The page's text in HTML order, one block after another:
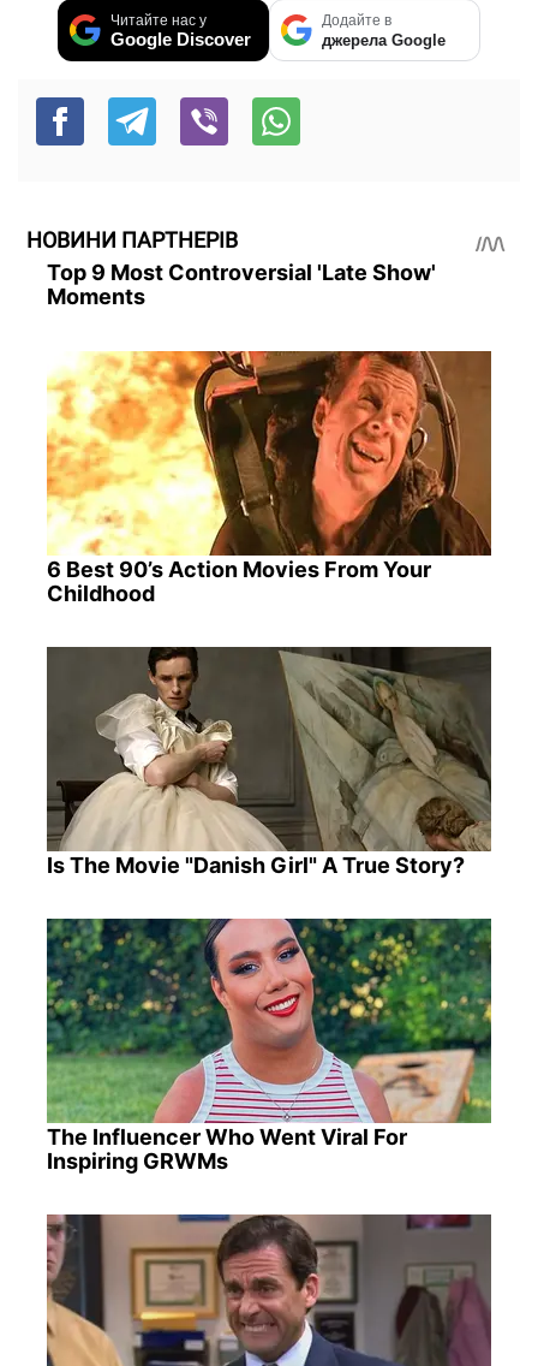
Читайте нас у
Google Discover
Додайте в
джерела Google
НОВИНИ ПАРТНЕРІВ
Top 9 Most Controversial 'Late Show'
Moments
6 Best 90’s Action Movies From Your
Childhood
Is The Movie "Danish Girl" A True Story?
The Influencer Who Went Viral For
Inspiring GRWMs